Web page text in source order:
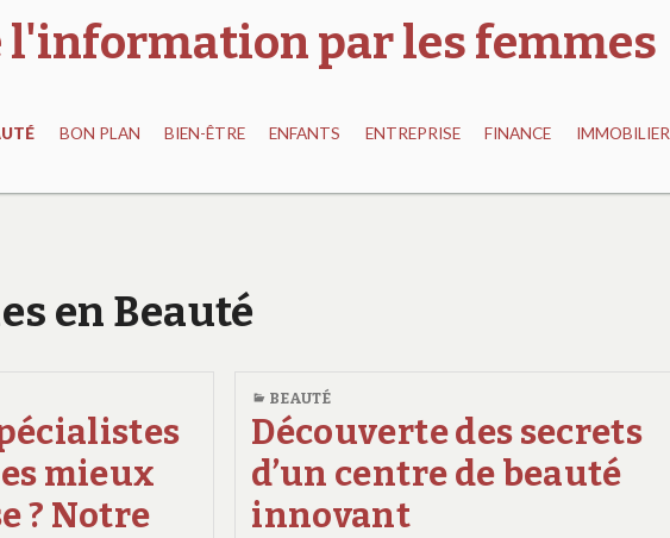
l'information par les femmes
BON PLAN BIEN-ÊTRE ENFANTS ENTREPRISE FINANCE IMMOBILIER
en Beauté
mieux
? Notre
BEAUTÉ
Découverte des secrets
d’un centre de beauté
innovant